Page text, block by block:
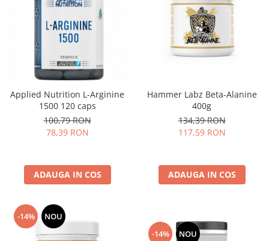
Applied Nutrition L-Arginine
1500 120 caps
100,79 RON
78,39 RON
ADAUGA IN COS
Hammer Labz Beta-Alanine
400g
134,39 RON
117,59 RON
ADAUGA IN COS
-14% NOU
-14% NOU